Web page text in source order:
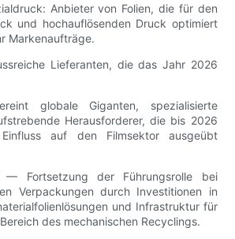
Anbieter von Folien, die für den
und hochauflösenden Druck optimiert
Markenaufträge.
Lieferanten, die das Jahr 2026
globale Giganten, spezialisierte
Herausforderer, die bis 2026
auf den Filmsektor ausgeübt
— Fortsetzung der Führungsrolle bei
Verpackungen durch Investitionen in
und Infrastruktur für
des mechanischen Recyclings.